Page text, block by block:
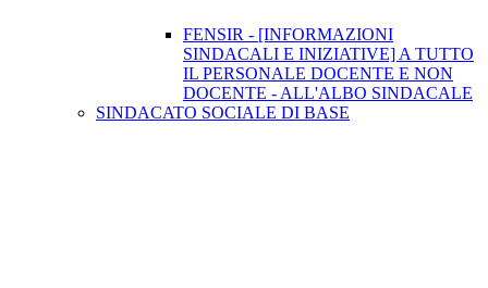
FENSIR - [INFORMAZIONI
SINDACALI E INIZIATIVE] A TUTTO
IL PERSONALE DOCENTE E NON
DOCENTE - ALL'ALBO SINDACALE
SINDACATO SOCIALE DI BASE